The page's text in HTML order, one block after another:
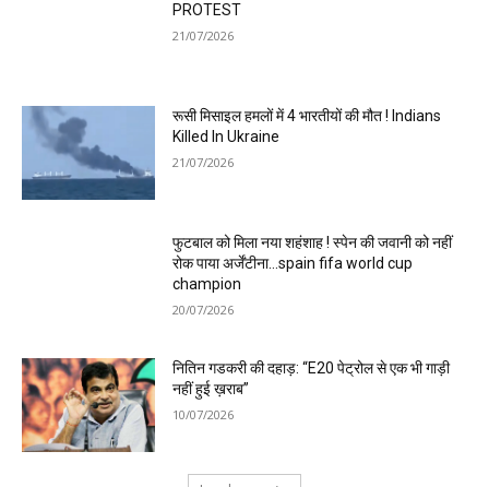
PROTEST
21/07/2026
रूसी मिसाइल हमलों में 4 भारतीयों की मौत ! Indians
Killed In Ukraine
21/07/2026
फुटबाल को मिला नया शहंशाह ! स्पेन की जवानी को नहीं
रोक पाया अर्जेंटीना…spain fifa world cup
champion
20/07/2026
नितिन गडकरी की दहाड़: “E20 पेट्रोल से एक भी गाड़ी
नहीं हुई ख़राब”
10/07/2026